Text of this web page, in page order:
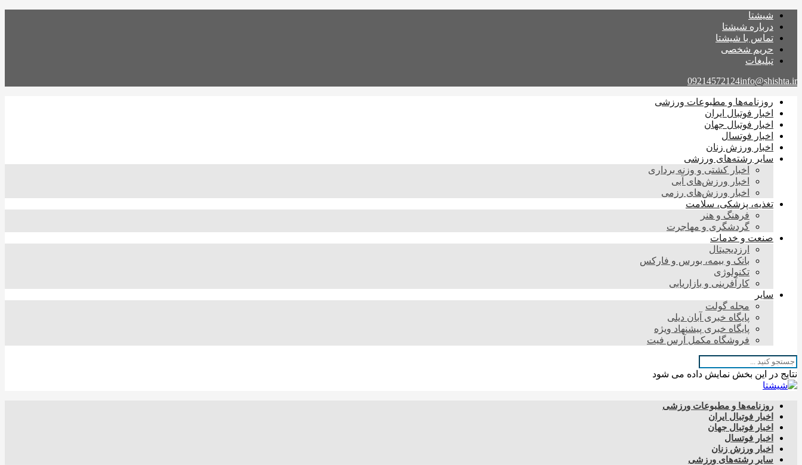
شیشتا
درباره شیشتا
تماس با شیشتا
حریم شخصی
تبلیغات
09214572124info@shishta.ir
روزنامه‌ها و مطبوعات ورزشی
اخبار فوتبال ایران
اخبار فوتبال جهان
اخبار فوتسال
اخبار ورزش زنان
سایر رشته‌های ورزشی
اخبار کشتی و وزنه برداری
اخبار ورزش‌های آبی
اخبار ورزش‌های رزمی
تغذیه، پزشکی، سلامت
فرهنگ و هنر
گردشگری و مهاجرت
صنعت و خدمات
ارزدیجیتال
بانک و بیمه، بورس و فارکس
تکنولوژی
کارآفرینی و بازاریابی
سایر
مجله گولت
پایگاه خبری آبان دیلی
پایگاه خبری پیشنهاد ویژه
فروشگاه مکمل آرس فیت
نتایج در این بخش نمایش داده می شود
روزنامه‌ها و مطبوعات ورزشی
اخبار فوتبال ایران
اخبار فوتبال جهان
اخبار فوتسال
اخبار ورزش زنان
سایر رشته‌های ورزشی